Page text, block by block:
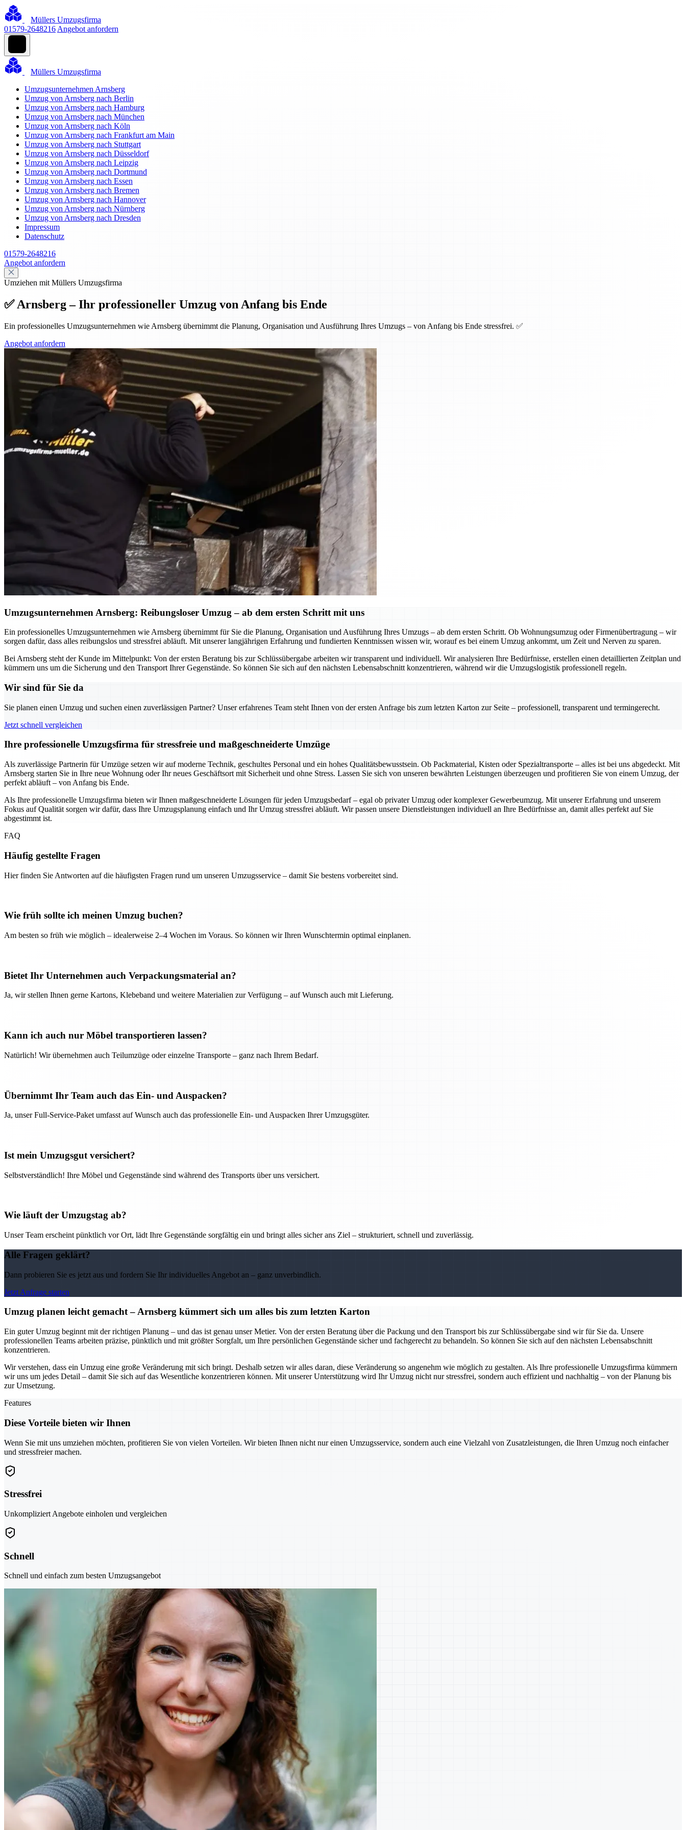
Müllers Umzugsfirma
01579-2648216 Angebot anfordern
Müllers Umzugsfirma
Umzugsunternehmen Arnsberg
Umzug von Arnsberg nach Berlin
Umzug von Arnsberg nach Hamburg
Umzug von Arnsberg nach München
Umzug von Arnsberg nach Köln
Umzug von Arnsberg nach Frankfurt am Main
Umzug von Arnsberg nach Stuttgart
Umzug von Arnsberg nach Düsseldorf
Umzug von Arnsberg nach Leipzig
Umzug von Arnsberg nach Dortmund
Umzug von Arnsberg nach Essen
Umzug von Arnsberg nach Bremen
Umzug von Arnsberg nach Hannover
Umzug von Arnsberg nach Nürnberg
Umzug von Arnsberg nach Dresden
Impressum
Datenschutz
01579-2648216
Angebot anfordern
Umziehen mit Müllers Umzugsfirma
✅ Arnsberg – Ihr professioneller Umzug von Anfang bis Ende
Ein professionelles Umzugsunternehmen wie Arnsberg übernimmt die Planung, Organisation und Ausführung Ihres Umzugs – von Anfang bis Ende stressfrei. ✅
Angebot anfordern
Umzugsunternehmen Arnsberg: Reibungsloser Umzug – ab dem ersten Schritt mit uns
Ein professionelles Umzugsunternehmen wie Arnsberg übernimmt für Sie die Planung, Organisation und Ausführung Ihres Umzugs – ab dem ersten Schritt. Ob Wohnungsumzug oder Firmenübertragung – wir
sorgen dafür, dass alles reibungslos und stressfrei abläuft. Mit unserer langjährigen Erfahrung und fundierten Kenntnissen wissen wir, worauf es bei einem Umzug ankommt, um Zeit und Nerven zu sparen.
Bei Arnsberg steht der Kunde im Mittelpunkt: Von der ersten Beratung bis zur Schlüssübergabe arbeiten wir transparent und individuell. Wir analysieren Ihre Bedürfnisse, erstellen einen detaillierten Zeitplan und
kümmern uns um die Sicherung und den Transport Ihrer Gegenstände. So können Sie sich auf den nächsten Lebensabschnitt konzentrieren, während wir die Umzugslogistik professionell regeln.
Wir sind für Sie da
Sie planen einen Umzug und suchen einen zuverlässigen Partner? Unser erfahrenes Team steht Ihnen von der ersten Anfrage bis zum letzten Karton zur Seite – professionell, transparent und termingerecht.
Jetzt schnell vergleichen
Ihre professionelle Umzugsfirma für stressfreie und maßgeschneiderte Umzüge
Als zuverlässige Partnerin für Umzüge setzen wir auf moderne Technik, geschultes Personal und ein hohes Qualitätsbewusstsein. Ob Packmaterial, Kisten oder Spezialtransporte – alles ist bei uns abgedeckt. Mit
Arnsberg starten Sie in Ihre neue Wohnung oder Ihr neues Geschäftsort mit Sicherheit und ohne Stress. Lassen Sie sich von unseren bewährten Leistungen überzeugen und profitieren Sie von einem Umzug, der
perfekt abläuft – von Anfang bis Ende.
Als Ihre professionelle Umzugsfirma bieten wir Ihnen maßgeschneiderte Lösungen für jeden Umzugsbedarf – egal ob privater Umzug oder komplexer Gewerbeumzug. Mit unserer Erfahrung und unserem
Fokus auf Qualität sorgen wir dafür, dass Ihre Umzugsplanung einfach und Ihr Umzug stressfrei abläuft. Wir passen unsere Dienstleistungen individuell an Ihre Bedürfnisse an, damit alles perfekt auf Sie
abgestimmt ist.
FAQ
Häufig gestellte Fragen
Hier finden Sie Antworten auf die häufigsten Fragen rund um unseren Umzugsservice – damit Sie bestens vorbereitet sind.
Wie früh sollte ich meinen Umzug buchen?
Am besten so früh wie möglich – idealerweise 2–4 Wochen im Voraus. So können wir Ihren Wunschtermin optimal einplanen.
Bietet Ihr Unternehmen auch Verpackungsmaterial an?
Ja, wir stellen Ihnen gerne Kartons, Klebeband und weitere Materialien zur Verfügung – auf Wunsch auch mit Lieferung.
Kann ich auch nur Möbel transportieren lassen?
Natürlich! Wir übernehmen auch Teilumzüge oder einzelne Transporte – ganz nach Ihrem Bedarf.
Übernimmt Ihr Team auch das Ein- und Auspacken?
Ja, unser Full-Service-Paket umfasst auf Wunsch auch das professionelle Ein- und Auspacken Ihrer Umzugsgüter.
Ist mein Umzugsgut versichert?
Selbstverständlich! Ihre Möbel und Gegenstände sind während des Transports über uns versichert.
Wie läuft der Umzugstag ab?
Unser Team erscheint pünktlich vor Ort, lädt Ihre Gegenstände sorgfältig ein und bringt alles sicher ans Ziel – strukturiert, schnell und zuverlässig.
Alle Fragen geklärt?
Dann probieren Sie es jetzt aus und fordern Sie Ihr individuelles Angebot an – ganz unverbindlich.
Jetzt Anfrage starten
Umzug planen leicht gemacht – Arnsberg kümmert sich um alles bis zum letzten Karton
Ein guter Umzug beginnt mit der richtigen Planung – und das ist genau unser Metier. Von der ersten Beratung über die Packung und den Transport bis zur Schlüssübergabe sind wir für Sie da. Unsere
professionellen Teams arbeiten präzise, pünktlich und mit größter Sorgfalt, um Ihre persönlichen Gegenstände sicher und fachgerecht zu behandeln. So können Sie sich auf den nächsten Lebensabschnitt
konzentrieren.
Wir verstehen, dass ein Umzug eine große Veränderung mit sich bringt. Deshalb setzen wir alles daran, diese Veränderung so angenehm wie möglich zu gestalten. Als Ihre professionelle Umzugsfirma kümmern
wir uns um jedes Detail – damit Sie sich auf das Wesentliche konzentrieren können. Mit unserer Unterstützung wird Ihr Umzug nicht nur stressfrei, sondern auch effizient und nachhaltig – von der Planung bis
zur Umsetzung.
Features
Diese Vorteile bieten wir Ihnen
Wenn Sie mit uns umziehen möchten, profitieren Sie von vielen Vorteilen. Wir bieten Ihnen nicht nur einen Umzugsservice, sondern auch eine Vielzahl von Zusatzleistungen, die Ihren Umzug noch einfacher
und stressfreier machen.
Stressfrei
Unkompliziert Angebote einholen und vergleichen
Schnell
Schnell und einfach zum besten Umzugsangebot